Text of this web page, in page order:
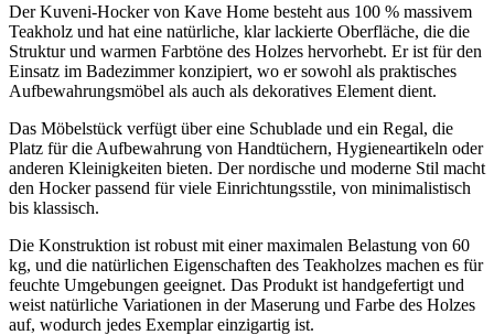
Der Kuveni-Hocker von Kave Home besteht aus 100 % massivem
Teakholz und hat eine natürliche, klar lackierte Oberfläche, die die
Struktur und warmen Farbtöne des Holzes hervorhebt. Er ist für den
Einsatz im Badezimmer konzipiert, wo er sowohl als praktisches
Aufbewahrungsmöbel als auch als dekoratives Element dient.
Das Möbelstück verfügt über eine Schublade und ein Regal, die
Platz für die Aufbewahrung von Handtüchern, Hygieneartikeln oder
anderen Kleinigkeiten bieten. Der nordische und moderne Stil macht
den Hocker passend für viele Einrichtungsstile, von minimalistisch
bis klassisch.
Die Konstruktion ist robust mit einer maximalen Belastung von 60
kg, und die natürlichen Eigenschaften des Teakholzes machen es für
feuchte Umgebungen geeignet. Das Produkt ist handgefertigt und
weist natürliche Variationen in der Maserung und Farbe des Holzes
auf, wodurch jedes Exemplar einzigartig ist.